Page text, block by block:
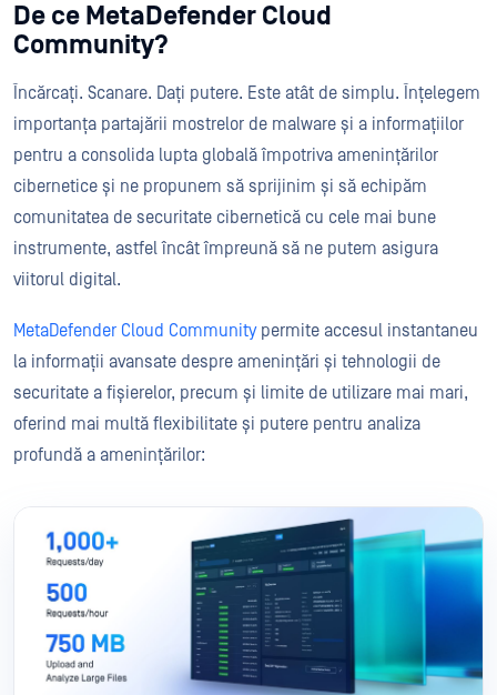
De ce MetaDefender Cloud
Community?
Încărcați. Scanare. Dați putere. Este atât de simplu. Înțelegem
importanța partajării mostrelor de malware și a informațiilor
pentru a consolida lupta globală împotriva amenințărilor
cibernetice și ne propunem să sprijinim și să echipăm
comunitatea de securitate cibernetică cu cele mai bune
instrumente, astfel încât împreună să ne putem asigura
viitorul digital.
MetaDefender Cloud Communitypermite accesul instantaneu
la informații avansate despre amenințări și tehnologii de
securitate a fișierelor, precum și limite de utilizare mai mari,
oferind mai multă flexibilitate și putere pentru analiza
profundă a amenințărilor: